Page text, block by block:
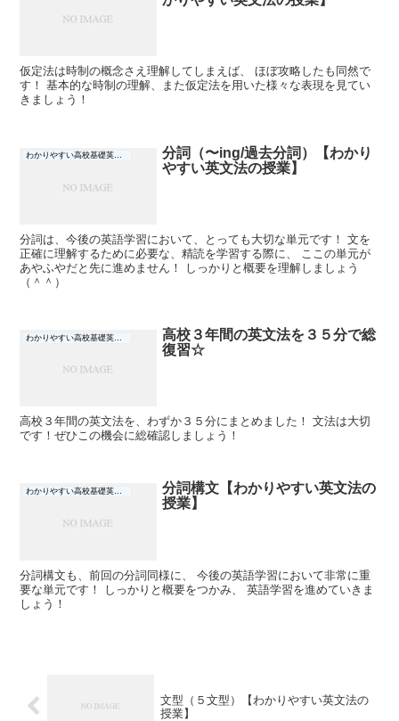
仮定法は時制の概念さえ理解してしまえば、 ほぼ攻略したも同然で
す！ 基本的な時制の理解、また仮定法を用いた様々な表現を見てい
きましょう！
わかりやすい高校基礎英文法の授業
分詞（〜ing/過去分詞）【わかり
やすい英文法の授業】
分詞は、今後の英語学習において、とっても大切な単元です！ 文を
正確に理解するために必要な、精読を学習する際に、 ここの単元が
あやふやだと先に進めません！ しっかりと概要を理解しましょう
（＾＾）
わかりやすい高校基礎英文法の授業
高校３年間の英文法を３５分で総
復習☆
高校３年間の英文法を、わずか３５分にまとめました！ 文法は大切
です！ぜひこの機会に総確認しましょう！
わかりやすい高校基礎英文法の授業
分詞構文【わかりやすい英文法の
授業】
分詞構文も、前回の分詞同様に、 今後の英語学習において非常に重
要な単元です！ しっかりと概要をつかみ、 英語学習を進めていきま
しょう！
文型（５文型）【わかりやすい英文法の
授業】